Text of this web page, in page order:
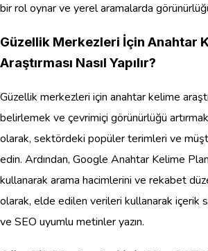
bir rol oynar ve yerel aramalarda
Güzellik Merkezleri İçin Anahtar
Araştırması Nasıl Yapılır?
Güzellik merkezleri için anahtar kelime
belirlemek ve çevrimiçi görünürlüğü artırmak
olarak, sektördeki popüler terimleri ve
edin. Ardından, Google Anahtar Kelime
kullanarak arama hacimlerini ve rekabet
olarak, elde edilen verileri kullanarak içerik
ve SEO uyumlu metinler yazın.